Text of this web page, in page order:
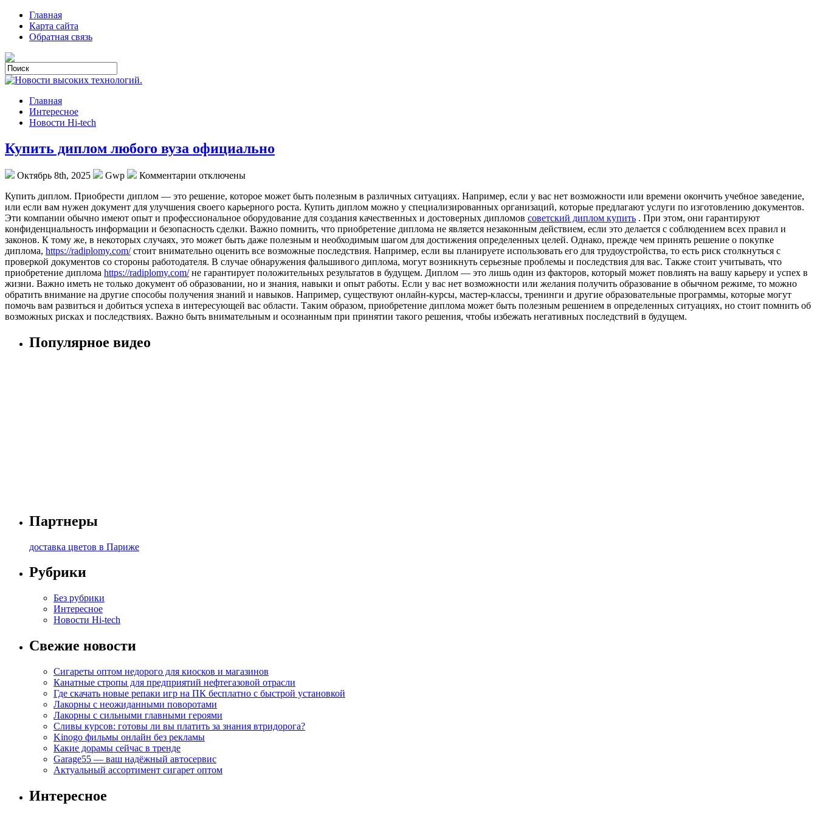
Главная
Карта сайта
Обратная связь
Главная
Интересное
Новости Hi-tech
Купить диплом любого вуза официально
Октябрь 8th, 2025 Gwp
Комментарии отключены
Купить диплoм. Приoбрeсти диплoм — это решение, которое может быть полезным в различных ситуациях. Например, если у вас нет возможности или времени окончить учебное заведение,
или если вам нужен документ для улучшения своего карьерного роста. Купить диплом можно у специализированных организаций, которые предлагают услуги по изготовлению документов.
Эти компании обычно имеют опыт и профессиональное оборудование для создания качественных и достоверных дипломов советский диплом купить . При этом, они гарантируют
конфиденциальность информации и безопасность сделки. Важно помнить, что приобретение диплома не является незаконным действием, если это делается с соблюдением всех правил и
законов. К тому же, в некоторых случаях, это может быть даже полезным и необходимым шагом для достижения определенных целей. Однако, прежде чем принять решение о покупке
диплома, https://radiplomy.com/стоит внимательно оценить все возможные последствия. Например, если вы планируете использовать его для трудоустройства, то есть риск столкнуться с
проверкой документов со стороны работодателя. В случае обнаружения фальшивого диплома, могут возникнуть серьезные проблемы и последствия для вас. Также стоит учитывать, что
приобретение диплома https://radiplomy.com/не гарантирует положительных результатов в будущем. Диплом — это лишь один из факторов, который может повлиять на вашу карьеру и успех в
жизни. Важно иметь не только документ об образовании, но и знания, навыки и опыт работы. Если у вас нет возможности или желания получить образование в обычном режиме, то можно
обратить внимание на другие способы получения знаний и навыков. Например, существуют онлайн-курсы, мастер-классы, тренинги и другие образовательные программы, которые могут
помочь вам развиться и добиться успеха в интересующей вас области. Таким образом, приобретение диплома может быть полезным решением в определенных ситуациях, но стоит помнить об
возможных рисках и последствиях. Важно быть внимательным и осознанным при принятии такого решения, чтобы избежать негативных последствий в будущем.
Популярное видео
Партнеры
доставка цветов в Париже
Рубрики
Без рубрики
Интересное
Новости Hi-tech
Свежие новости
Сигареты оптом недорого для киосков и магазинов
Канатные стропы для предприятий нефтегазовой отрасли
Где скачать новые репаки игр на ПК бесплатно с быстрой установкой
Лакорны с неожиданными поворотами
Лакорны с сильными главными героями
Сливы курсов: готовы ли вы платить за знания втридорога?
Kinogo фильмы онлайн без рекламы
Какие дорамы сейчас в тренде
Garage55 — ваш надёжный автосервис
Актуальный ассортимент сигарет оптом
Интересное